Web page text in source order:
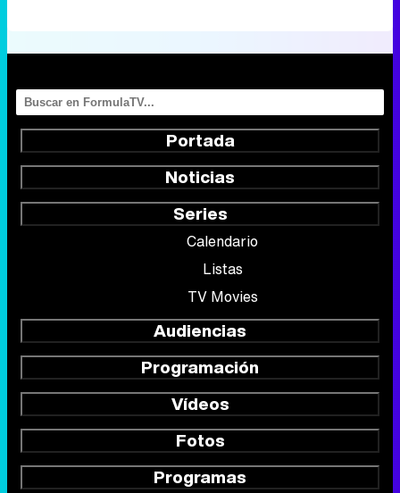
Portada
Noticias
Series
Calendario
Listas
TV Movies
Audiencias
Programación
Vídeos
Fotos
Programas